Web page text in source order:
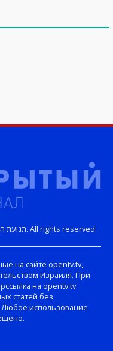
Copyright © Открытый телеканал. תנועת הערבות. All rights reserved.
на сайте opentv.tv,
Израиля. При
на opentv.tv
статей без
Любое использование